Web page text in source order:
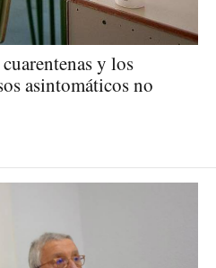
y los
asintomáticos no